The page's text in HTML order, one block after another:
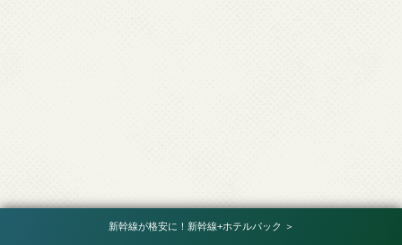
新幹線が格安に！新幹線+ホテルパック ＞